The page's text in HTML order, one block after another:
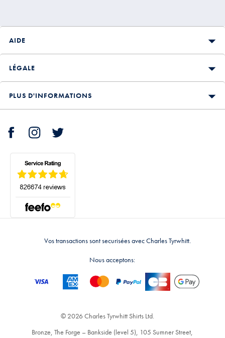
AIDE
LÉGALE
PLUS D'INFORMATIONS
Vos transactions sont securisées avec Charles Tyrwhitt.
Nous acceptons:
© 2026 Charles Tyrwhitt Shirts Ltd.
Bronze, The Forge – Bankside (level 5), 105 Sumner Street,